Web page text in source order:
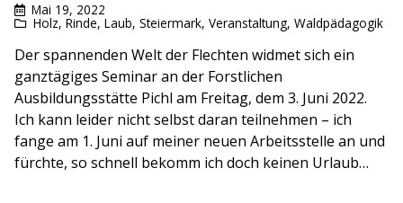
Mai 19, 2022
Holz, Rinde, Laub, Steiermark, Veranstaltung, Waldpädagogik
Der spannenden Welt der Flechten widmet sich ein
ganztägiges Seminar an der Forstlichen
Ausbildungsstätte Pichl am Freitag, dem 3. Juni 2022.
Ich kann leider nicht selbst daran teilnehmen – ich
fange am 1. Juni auf meiner neuen Arbeitsstelle an und
fürchte, so schnell bekomm ich doch keinen Urlaub…